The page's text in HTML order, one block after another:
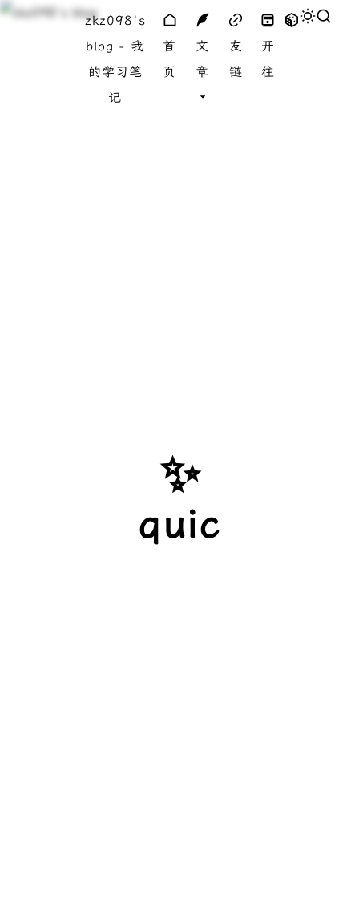
zkz098's
blog - 我
的学习笔
记
首
页
文
章
友
链
开
往
✨
quic